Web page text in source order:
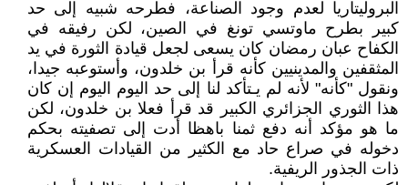
البروليتاريا لعدم وجود الصناعة، فطرحه شبيه إلى حد
كبير بطرح ماوتسي تونغ في الصين، لكن رفيقه في
الكفاح عبان رمضان كان يسعى لجعل قيادة الثورة في يد
المثقفين والمدينيين كأنه قرأ بن خلدون، وأستوعبه جيدا،
ونقول "كأنه" لأنه لم يـتأكد لنا إلى حد اليوم اليوم إن كان
هذا الثوري الجزائري الكبير قد قرأ فعلا بن خلدون، لكن
ما هو مؤكد أنه دفع ثمنا باهظا أدت إلى تصفيته بحكم
دخوله في صراع حاد مع الكثير من القيادات العسكرية
ذات الجذور الريفية.